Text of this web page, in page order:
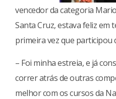
vencedor da categoria
Santa Cruz, estava feliz em
primeira vez que participou
– Foi minha estreia, e já
correr atrás de outras
melhor com os cursos da